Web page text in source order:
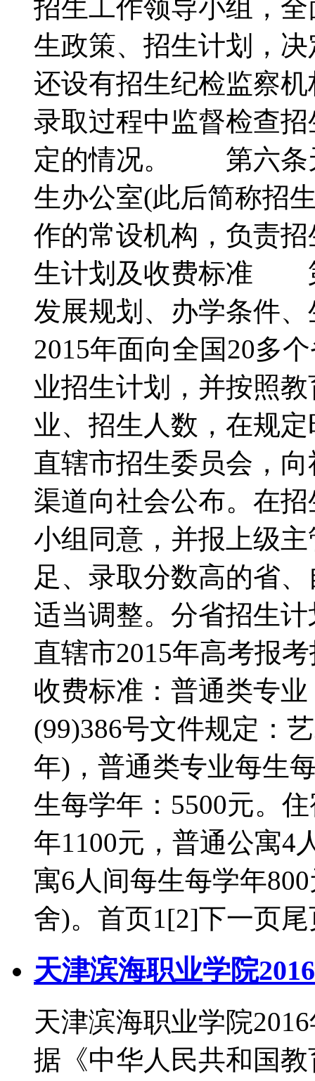
招生工作领导小组，
生政策、招生计划，
还设有招生纪检监察
录取过程中监督检查
定的情况。 第六条
生办公室(此后简称招
作的常设机构，负责
生计划及收费标准
发展规划、办学条件
2015年面向全国20多
业招生计划，并按照
业、招生人数，在规
直辖市招生委员会，
渠道向社会公布。在
小组同意，并报上级
足、录取分数高的省
适当调整。分省招生
直辖市2015年高考
收费标准：普通类专
(99)386号文件规定：
年)，普通类专业每生
生每学年：5500元。
年1100元，普通公寓4
寓6人间每生每学年
舍)。首页1[2]下一页尾
天津滨海职业学院
天津滨海职业学院
据《中华人民共和国